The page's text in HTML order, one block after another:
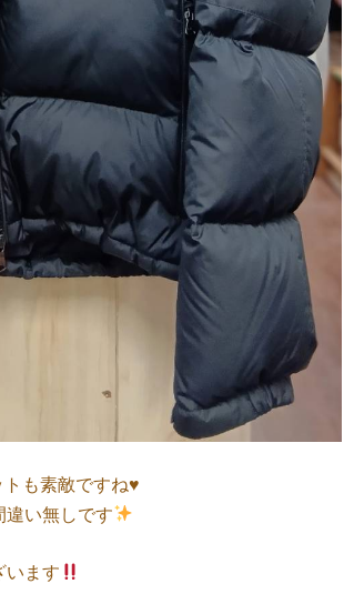
も素敵ですね♥
違い無しです
います